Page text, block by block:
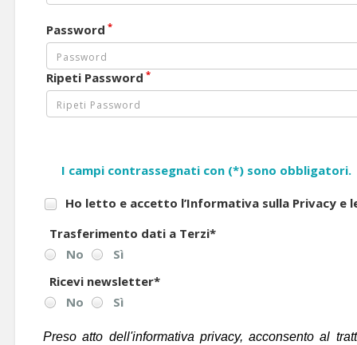
Password *
Ripeti Password *
I campi contrassegnati con (*) sono obbligatori.
Ho letto e accetto l’Informativa sulla Privacy e
Trasferimento dati a Terzi*
No
Sì
Ricevi newsletter*
No
Sì
Preso atto dell'informativa privacy, acconsento al